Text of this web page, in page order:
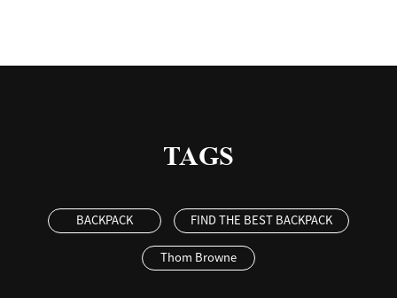
TAGS
BACKPACK FIND THE BEST BACKPACK
Thom Browne